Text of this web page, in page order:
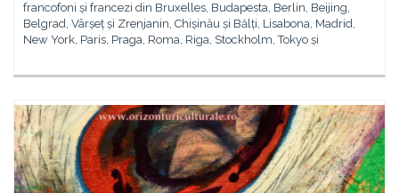
francofoni și francezi din Bruxelles, Budapesta, Berlin, Beijing,
Belgrad, Vârșeț și Zrenjanin, Chișinău și Bălți, Lisabona, Madrid,
New York, Paris, Praga, Roma, Riga, Stockholm, Tokyo și